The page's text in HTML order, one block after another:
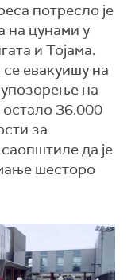
потресло је
на цунами у
и Тојама.
евакуишу на
на
остало 36.000
за
да је
шесторо